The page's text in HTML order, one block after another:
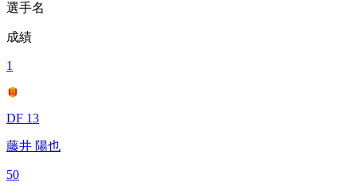
選手名
成績
1
DF 13
藤井 陽也
50